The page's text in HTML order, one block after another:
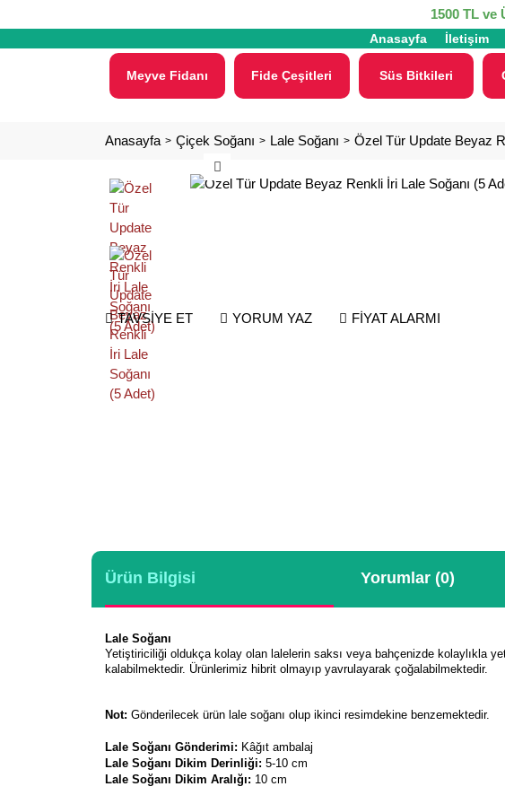
1500 TL ve
Anasayfa İletişim
Meyve Fidanı Fide Çeşitleri Süs Bitkileri
Anasayfa Çiçek Soğanı Lale Soğanı Özel Tür Update Beyaz
TAVSİYE ET YORUM YAZ FİYAT ALARMI
Ürün Bilgisi Yorumlar (0)
Lale Soğanı
Yetiştiriciliği oldukça kolay olan lalelerin saksı veya bahçenizde kolaylıkla
kalabilmektedir. Ürünlerimiz hibrit olmayıp yavrulayarak çoğalabilmektedir.
Not: Gönderilecek ürün lale soğanı olup ikinci resimdekine benzemektedir.
Lale Soğanı Gönderimi: Kâğıt ambalaj
Lale Soğanı Dikim Derinliği: 5-10 cm
Lale Soğanı Dikim Aralığı: 10 cm